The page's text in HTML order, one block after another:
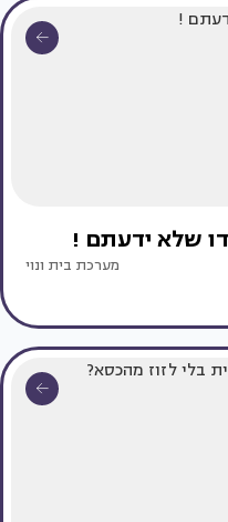
שלא ידעתם !
מערכת בית ונוי